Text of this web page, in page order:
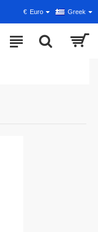
€ Euro Greek